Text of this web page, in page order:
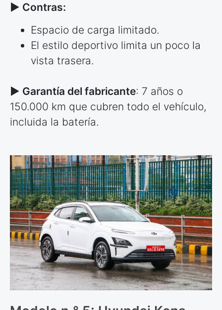
► Contras:
Espacio de carga limitado.
El estilo deportivo limita un poco la
vista trasera.
► Garantía del fabricante: 7 años o
150.000 km que cubren todo el vehículo,
incluida la batería.